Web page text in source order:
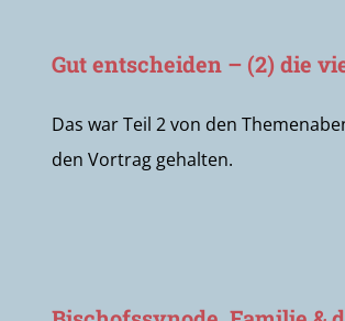
Gut entscheiden – (2) die
Das war Teil 2 von den
den Vortrag gehalten.